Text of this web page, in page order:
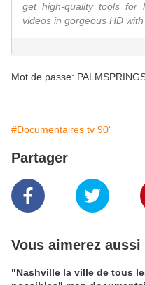
get high-quality tools for
videos in gorgeous HD with
Mot de passe:
#Documentaires tv 90'
Partager
Vous aimerez aussi
"Nashville la ville de tous